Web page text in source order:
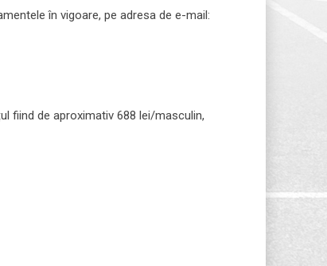
în vigoare, pe adresa de e-mail:
fiind de aproximativ 688 lei/masculin,